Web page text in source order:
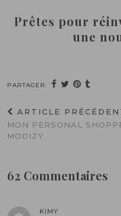
Prêtes pour
une
PARTAGER:
ARTICLE
MON PERSONAL
MODIZY
62 Commentaires
KIMY